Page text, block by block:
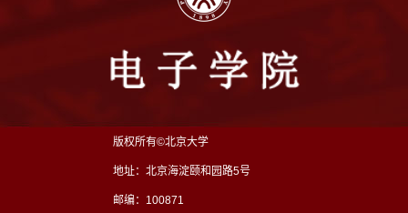
版权所有©北京大学
地址：北京海淀颐和园路5号
邮编：100871